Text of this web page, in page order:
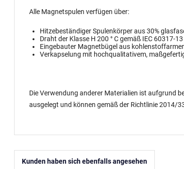
Alle Magnetspulen verfügen über:
Hitzebeständiger Spulenkörper aus 30%
Draht der Klasse H 200 ° C gemäß IEC 60317-13
Eingebauter Magnetbügel aus
Verkapselung mit hochqualitativem,
Die Verwendung anderer Materialien ist aufgrund
ausgelegt und können gemäß der Richtlinie 2014/
Kunden haben sich ebenfalls angesehen